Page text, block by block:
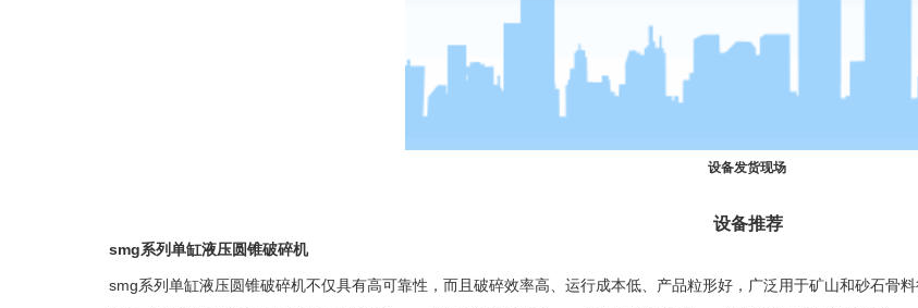
设备发货现场
设备推荐
smg系列单缸液压圆锥破碎机
smg系列单缸液压圆锥破碎机不仅具有高可靠性，而且破碎效率高、运行成本低、产品粒形好，广泛用于矿山和砂石骨